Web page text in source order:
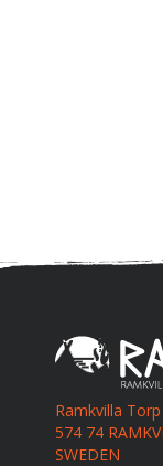
Ramkvilla
574 74
SWEDEN